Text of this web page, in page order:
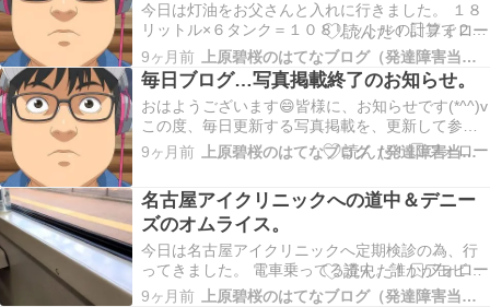
今日は灯油をお父さんと入れに行きました。 １８
リットル×６タンク＝１０８リットルの計算で２０
リットル×３タンク＝６０リットルの計算で合わせ
て、１６８リットルなのはずなのです。僕でもそ
の計算は出来た！！ お父さんは店員さんに、「１
４８リットルを入れて下さい」と訊いていまし
た。 僕…
9ヶ月前 上原碧桜のはてなブログ（発達障害当事者）
毎日ブログ…写真掲載終了のお知らせ。
おはようございます😄皆様に、お知らせです(*^^)v
この度、毎日更新する写真掲載を、更新して参り
ましたが、しばらく休む事に致しました。ネタが
尽きてきたのもあるので、、、毎日ブログを出す
トも正直に言うと、あります。コメントの承認制
に…
9ヶ月前 上原碧桜のはてなブログ（発達障害当事者）
名古屋アイクリニックへの道中＆デニー
ズのオムライス。
今日は名古屋アイクリニックへ定期検診の為、行
ってきました。 電車乗ってる道中。誰かが缶ビー
ルの飲み干しが据えてあった。 多治見駅に到
9ヶ月前 上原碧桜のはてなブログ（発達障害当事者）